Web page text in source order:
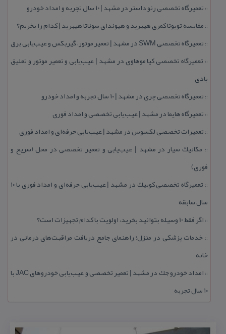
:: تعمیرگاه تخصصی رنو داستر در مشهد | ۱۰ سال تجربه و امداد خودرو
:: مقایسه تویوتا كمری هیبرید و هیوندای سوناتا هیبرید | كدام را بخریم؟
:: تعمیرگاه تخصصی SWM در مشهد | تعمیر موتور، گیربكس و عیب‌یابی برق
:: تعمیرگاه تخصصی كیا موهاوی در مشهد | عیب‌یابی و تعمیر موتور و تعلیق
بادی
:: تعمیرگاه تخصصی چری در مشهد | ۱۰ سال تجربه و امداد خودرو
:: تعمیرگاه هایما در مشهد | عیب‌یابی تخصصی و امداد فوری
:: تعمیرات تخصصی لكسوس در مشهد | عیب‌یابی حرفه‌ای و امداد فوری
:: مكانیك سیار در مشهد | عیب‌یابی و تعمیر تخصصی در محل (سریع و
فوری)
::
تعمیرگاه تخصصی كوییك در مشهد | عیب‌یابی حرفه‌ای و امداد فوری با ۱۰
سال سابقه
:: اگر فقط 10 وسیله بتوانید بخرید، اولویت با كدام تجهیزات است؟
:: خدمات پزشكی در منزل؛ راهنمای جامع دریافت مراقبت‌های درمانی در
خانه
::
امداد خودرو جك در مشهد | تعمیر تخصصی و عیب‌یابی خودروهای JAC با
۱۰ سال تجربه